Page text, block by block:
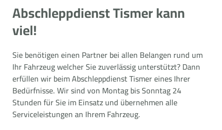
Abschleppdienst Tismer kann
viel!
Sie benötigen einen Partner bei allen Belangen rund um
Ihr Fahrzeug welcher Sie zuverlässig unterstützt? Dann
erfüllen wir beim Abschleppdienst Tismer eines Ihrer
Bedürfnisse. Wir sind von Montag bis Sonntag 24
Stunden für Sie im Einsatz und übernehmen alle
Serviceleistungen an Ihrem Fahrzeug.